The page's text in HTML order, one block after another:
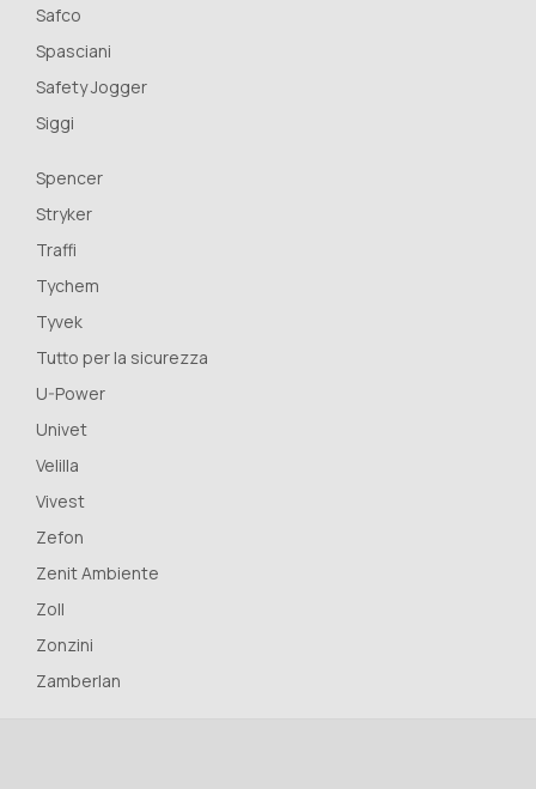
Safco
Spasciani
Safety Jogger
Siggi
Spencer
Stryker
Traffi
Tychem
Tyvek
Tutto per la sicurezza
U-Power
Univet
Velilla
Vivest
Zefon
Zenit Ambiente
Zoll
Zonzini
Zamberlan